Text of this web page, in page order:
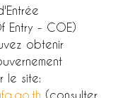
Entry - COE)
obtenir
le site:
(consulter